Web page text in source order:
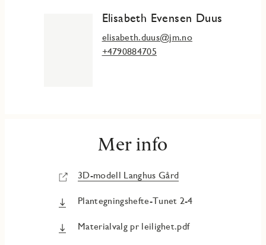
Elisabeth Evensen Duus
elisabeth.duus@jm.no
+4790884705
Mer info
3D-modell Langhus Gård
Plantegningshefte-Tunet 2-4
Materialvalg pr leilighet.pdf